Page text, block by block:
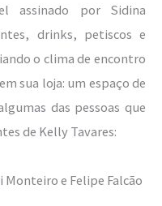
assinado por Sidina
drinks, petiscos e
o clima de encontro
sua loja: um espaço de
das pessoas que
de Kelly Tavares:
Monteiro e Felipe Falcão